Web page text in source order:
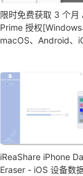
限时免费获取 3 个月
Prime 授权[Windows
macOS、Android、
iReaShare iPhone
Eraser - iOS 设备数